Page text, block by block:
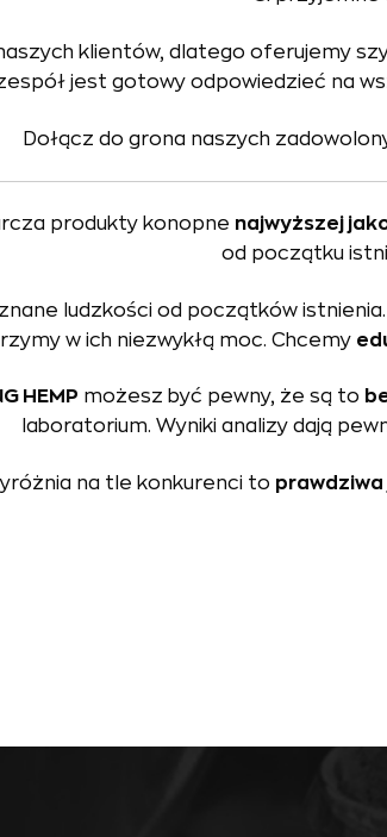
klientów, dlatego oferujemy
jest gotowy odpowiedzieć na
Dołącz do grona naszych
produkty konopne najwyższej
od początku
znane ludzkości od początków
w ich niezwykłą moc. Chcemy
HEMP możesz być pewny, że są to
laboratorium. Wyniki analizy dają
na tle konkurenci to prawdziwa